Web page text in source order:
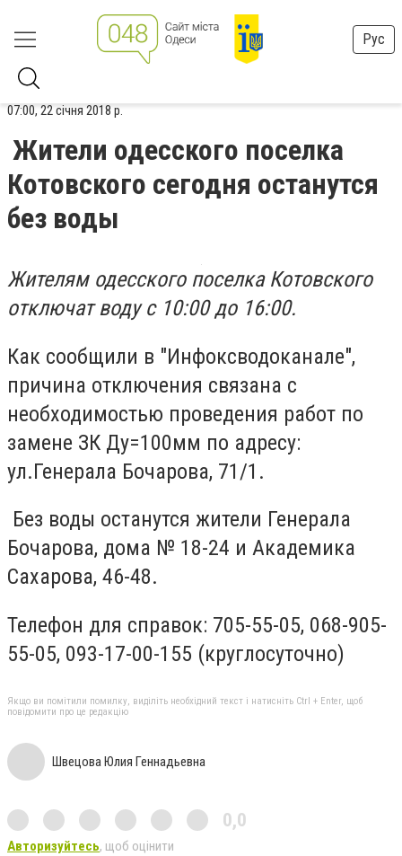
Рус
07:00, 22 січня 2018 р.
Жители одесского поселка
Котовского сегодня останутся
без воды
Жителям одесского поселка Котовского
отключат воду с 10:00 до 16:00.
Как сообщили в "Инфоксводоканале",
причина отключения связана с
необходимостью проведения работ по
замене ЗК Ду=100мм по адресу:
ул.Генерала Бочарова, 71/1.
Без воды останутся жители Генерала
Бочарова, дома № 18-24 и Академика
Сахарова, 46-48.
Телефон для справок: 705-55-05, 068-905-
55-05, 093-17-00-155 (круглосуточно)
Якщо ви помітили помилку, виділіть необхідний текст і натисніть Ctrl + Enter, щоб
повідомити про це редакцію
Швецова Юлия Геннадьевна
0,0
Авторизуйтесь, щоб оцінити